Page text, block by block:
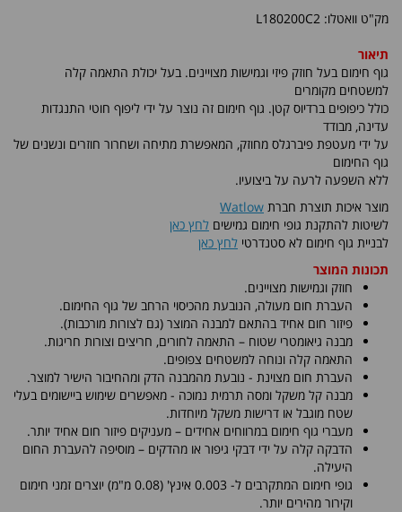
מק"ט וואטלו: L180200C2
תיאור
גוף חימום בעל חוזק פיזי וגמישות מצויינים. בעל יכולת התאמה קלה
למשטחים מקומרים
כולל כיפופים ברדיוס קטן. גוף חימום זה נוצר על ידי ליפוף חוטי התנגדות
עדינה, מבודד
על ידי מעטפת פיברגלס מחוזק, המאפשרת מתיחה ושחרור חוזרים ונשנים של
גוף החימום
ללא השפעה לרעה על ביצועיו.
מוצר איכות תוצרת חברת Watlow
לשיטות להתקנת גופי חימום גמישים לחץ כאן
לבניית גוף חימום לא סטנדרטי לחץ כאן
תכונות המוצר
חוזק וגמישות מצויינים.
העברת חום מעולה, הנובעת מהכיסוי הרחב של גוף החימום.
פיזור חום אחיד בהתאם למבנה המוצר (גם לצורות מורכבות).
מבנה גיאומטרי שטוח – התאמה לחורים, חריצים וצורות חריגות.
התאמה קלה ונוחה למשטחים צפופים.
העברת חום מצוינת - נובעת מהמבנה הדק ומהחיבור הישיר למוצר.
מבנה קל משקל ומסה תרמית נמוכה - מאפשרים שימוש ביישומים בעלי
שטח מוגבל או דרישות משקל מיוחדות.
מעברי גוף חימום במרווחים אחידים – מעניקים פיזור חום אחיד יותר.
הדבקה קלה על ידי דבקי גיפור או מהדקים – מוסיפה להעברת החום
היעילה.
גופי חימום המתקרבים ל- 0.003 אינץ' (0.08 מ"מ) יוצרים זמני חימום
וקירור מהירים יותר.